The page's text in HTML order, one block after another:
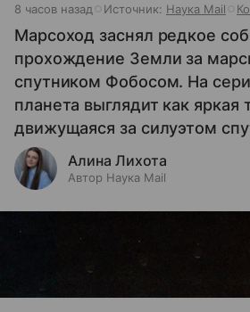
8 часов назад Источник: Наука Mail
Марсоход заснял редкое
прохождение Земли за
спутником Фобосом. На
планета выглядит как яркая
движущаяся за силуэтом
Алина Лихота
Автор Наука Mail